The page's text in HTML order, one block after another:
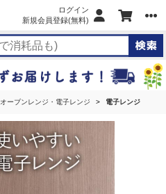
ログイン
新規会員登録(無料)
オーブンレンジ・電子レンジ 電子レンジ